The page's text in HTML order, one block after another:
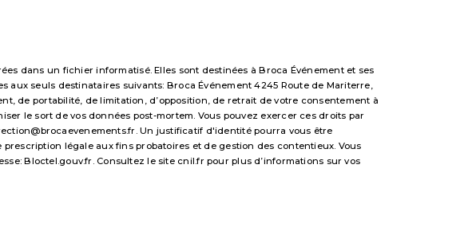
dans un fichier informatisé. Elles sont destinées à Broca Événement et ses
seuls destinataires suivants: Broca Événement 4245 Route de Mariterre,
de portabilité, de limitation, d’opposition, de retrait de votre consentement à
le sort de vos données post-mortem. Vous pouvez exercer ces droits par
Un justificatif d'identité pourra vous être
légale aux fins probatoires et de gestion des contentieux. Vous
Bloctel.gouv.fr. Consultez le site cnil.fr pour plus d’informations sur vos